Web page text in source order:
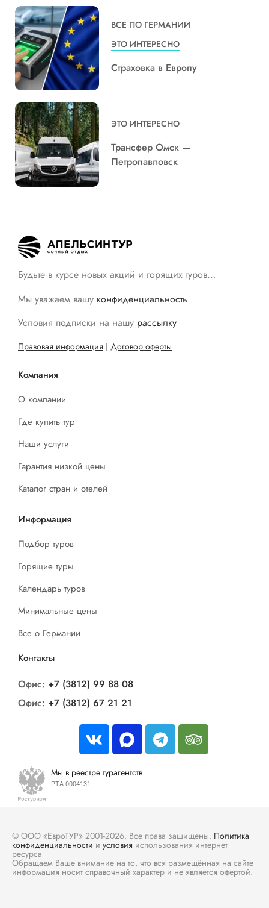
ВСЕ ПО ГЕРМАНИИ
ЭТО ИНТЕРЕСНО
Страховка в Европу
ЭТО ИНТЕРЕСНО
Трансфер Омск —
Петропавловск
Будьте в курсе новых акций и горящих туров…
Мы уважаем вашу конфиденциальность
Условия подписки на нашу рассылку
Правовая информация | Договор оферты
Компания
О компании
Где купить тур
Наши услуги
Гарантия низкой цены
Каталог стран и отелей
Информация
Подбор туров
Горящие туры
Календарь туров
Минимальные цены
Все о Германии
Контакты
Офис: +7 (3812) 99 88 08
Офис: +7 (3812) 67 21 21
Мы в реестре турагентств
РТА 0004131
© ООО «ЕвроТУР» 2001-2026. Все права защищены. Политика
конфиденциальности и условия использования интернет
ресурса
Обращаем Ваше внимание на то, что вся размещённая на сайте
информация носит справочный характер и не является офертой.